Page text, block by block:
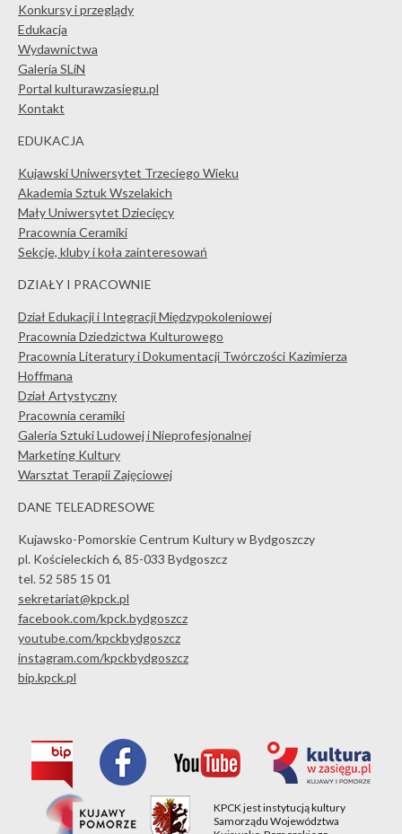
Konkursy i przeglądy
Edukacja
Wydawnictwa
Galeria SLiN
Portal kulturawzasiegu.pl
Kontakt
EDUKACJA
Kujawski Uniwersytet Trzeciego Wieku
Akademia Sztuk Wszelakich
Mały Uniwersytet Dziecięcy
Pracownia Ceramiki
Sekcje, kluby i koła zainteresowań
DZIAŁY I PRACOWNIE
Dział Edukacji i Integracji Międzypokoleniowej
Pracownia Dziedzictwa Kulturowego
Pracownia Literatury i Dokumentacji Twórczości Kazimierza
Hoffmana
Dział Artystyczny
Pracownia ceramiki
Galeria Sztuki Ludowej i Nieprofesjonalnej
Marketing Kultury
Warsztat Terapii Zajęciowej
DANE TELEADRESOWE
Kujawsko-Pomorskie Centrum Kultury w Bydgoszczy
pl. Kościeleckich 6, 85-033 Bydgoszcz
tel. 52 585 15 01
sekretariat@kpck.pl
facebook.com/kpck.bydgoszcz
youtube.com/kpckbydgoszcz
instagram.com/kpckbydgoszcz
bip.kpck.pl
KPCK jest instytucją kultury
Samorządu Województwa